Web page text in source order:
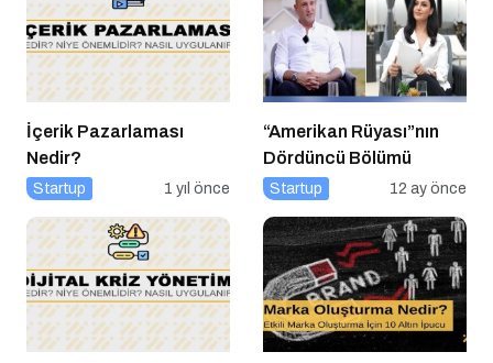
İçerik Pazarlaması
Nedir?
Startup 1 yıl önce
“Amerikan Rüyası”nın
Dördüncü Bölümü
Startup 12 ay önce